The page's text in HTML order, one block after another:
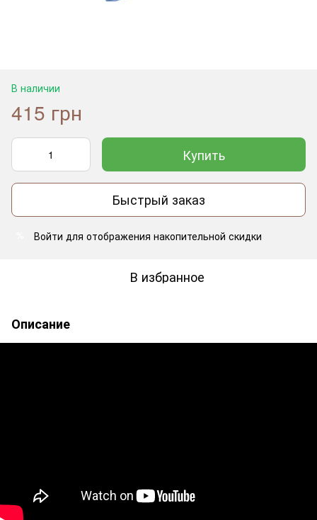
В наличии
415 грн
Купить
Быстрый заказ
Войти для отображения накопительной скидки
В избранное
Описание